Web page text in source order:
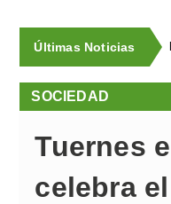
Últimas Noticias
SOCIEDAD
Tuernes
celebra